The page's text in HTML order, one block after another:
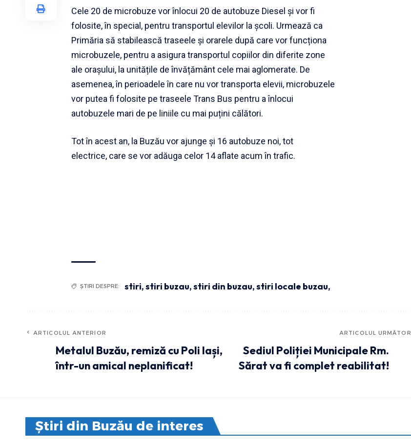
Cele 20 de microbuze vor înlocui 20 de autobuze Diesel și vor fi
folosite, în special, pentru transportul elevilor la școli. Urmează ca
Primăria să stabilească traseele și orarele după care vor funcționa
microbuzele, pentru a asigura transportul copiilor din diferite zone
ale orașului, la unitățile de învățământ cele mai aglomerate. De
asemenea, în perioadele în care nu vor transporta elevii, microbuzele
vor putea fi folosite pe traseele Trans Bus pentru a înlocui
autobuzele mari de pe liniile cu mai puțini călători.
Tot în acest an, la Buzău vor ajunge și 16 autobuze noi, tot
electrice, care se vor adăuga celor 14 aflate acum în trafic.
ȘTIRI DESPRE: stiri,stiri buzau,stiri din buzau,stiri locale buzau,
ARTICOLUL ANTERIOR
Metalul Buzău, remiză cu Poli Iași,
într-un amical neplanificat!
ARTICOLUL URMĂTOR
Sediul Poliției Municipale Rm.
Sărat va fi complet reabilitat!
Știri din Buzău de interes